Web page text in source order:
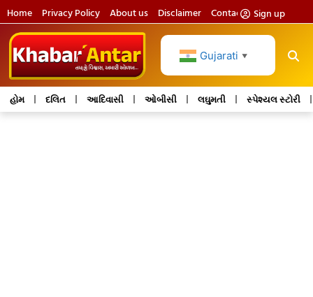
Home Privacy Policy About us Disclaimer Contact usSign up
Gujarati ▼
હોમ દલિત આદિવાસી ઓબીસી લઘુમતી સ્પેશ્યલ સ્ટોરી